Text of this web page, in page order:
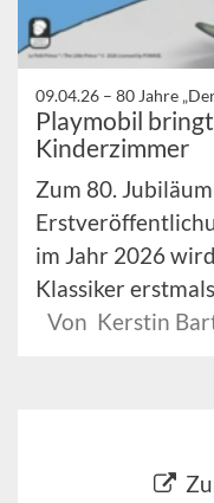
09.04.26 – 80 Jahre
Playmobil
Kinderzimmer
Zum 80.
im Jahr 2026
Klassiker
Von Kerstin